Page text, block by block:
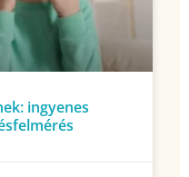
ingyenes